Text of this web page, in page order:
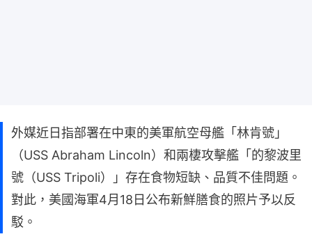
外媒近日指部署在中東的美軍航空母艦「林肯號」
（USS Abraham Lincoln）和兩棲攻擊艦「的黎波里
號（USS Tripoli）」存在食物短缺、品質不佳問題。
對此，美國海軍4月18日公布新鮮膳食的照片予以反
駁。